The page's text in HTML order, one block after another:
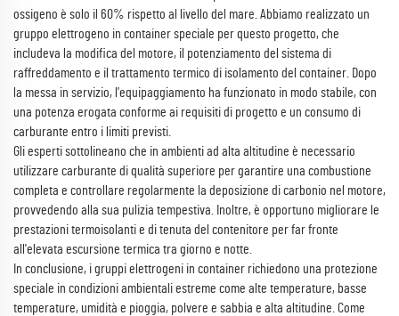
ossigeno è solo il 60% rispetto al livello del mare. Abbiamo realizzato un
gruppo elettrogeno in container speciale per questo progetto, che
includeva la modifica del motore, il potenziamento del sistema di
raffreddamento e il trattamento termico di isolamento del container. Dopo
la messa in servizio, l'equipaggiamento ha funzionato in modo stabile, con
una potenza erogata conforme ai requisiti di progetto e un consumo di
carburante entro i limiti previsti.
Gli esperti sottolineano che in ambienti ad alta altitudine è necessario
utilizzare carburante di qualità superiore per garantire una combustione
completa e controllare regolarmente la deposizione di carbonio nel motore,
provvedendo alla sua pulizia tempestiva. Inoltre, è opportuno migliorare le
prestazioni termoisolanti e di tenuta del contenitore per far fronte
all'elevata escursione termica tra giorno e notte.
In conclusione, i gruppi elettrogeni in container richiedono una protezione
speciale in condizioni ambientali estreme come alte temperature, basse
temperature, umidità e pioggia, polvere e sabbia e alta altitudine. Come